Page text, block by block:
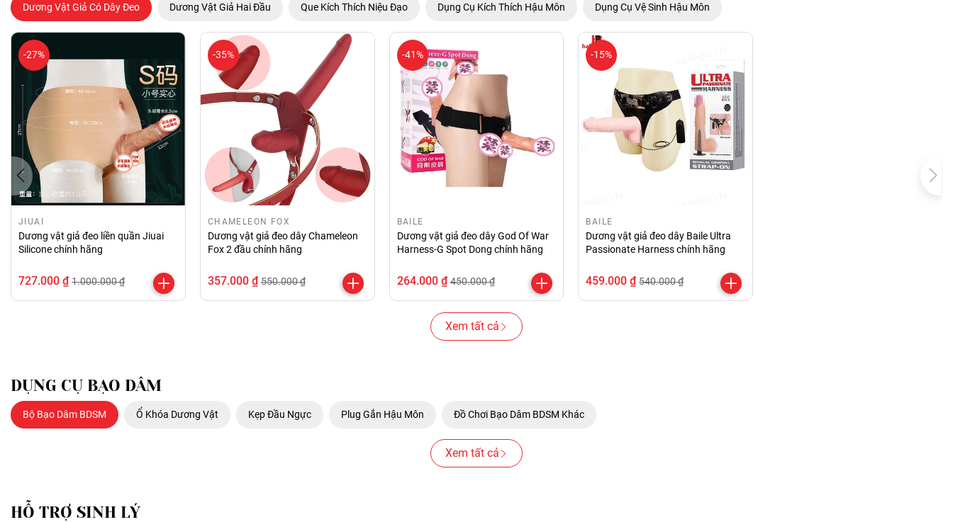
Dương Vật Giả Có Dây Đeo Dương Vật Giả Hai Đầu Que Kích Thích Niệu Đạo Dụng Cụ Kích Thích Hậu Môn Dụng Cụ Vệ Sinh Hậu Môn
-27%
JIUAI
Dương vật giả đeo liền quần Jiuai
Silicone chính hãng
727.000 ₫ 1.000.000 ₫
-35%
CHAMELEON FOX
Dương vật giả đeo dây Chameleon
Fox 2 đầu chính hãng
357.000 ₫ 550.000 ₫
-41%
BAILE
Dương vật giả đeo dây God Of War
Harness-G Spot Dong chính hãng
264.000 ₫ 450.000 ₫
-15%
BAILE
Dương vật giả đeo dây Baile Ultra
Passionate Harness chính hãng
459.000 ₫ 540.000 ₫
Xem tất cả
DỤNG CỤ BẠO DÂM
Bộ Bạo Dâm BDSM Ổ Khóa Dương Vật Kẹp Đầu Ngực Plug Gắn Hậu Môn Đồ Chơi Bạo Dâm BDSM Khác
Xem tất cả
HỖ TRỢ SINH LÝ